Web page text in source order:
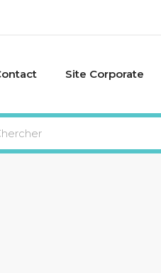
Site Corporate